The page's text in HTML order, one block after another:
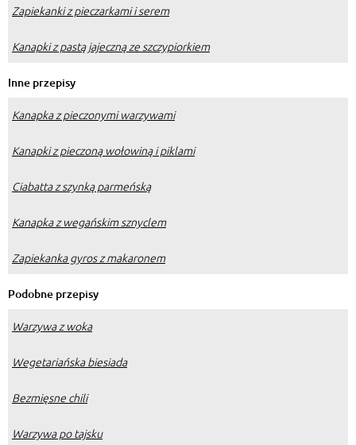
Zapiekanki z pieczarkami i serem
Kanapki z pastą jajeczną ze szczypiorkiem
Inne przepisy
Kanapka z pieczonymi warzywami
Kanapki z pieczoną wołowiną i piklami
Ciabatta z szynką parmeńską
Kanapka z wegańskim sznyclem
Zapiekanka gyros z makaronem
Podobne przepisy
Warzywa z woka
Wegetariańska biesiada
Bezmięsne chili
Warzywa po tajsku